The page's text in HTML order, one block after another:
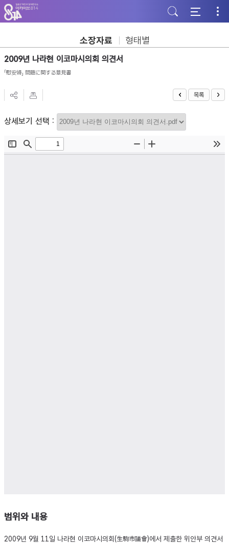
주
메
뉴
가
기
본
문
바
기
하
단
바
기
소장자료 형태별
2009년 나라현 이코마시의회 의견서
「慰安婦」 問題に関する意見書
목록
상세보기 선택 :
범위와 내용
2009년 9월 11일 나라현 이코마시의회(生駒市議會)에서 제출한 위안부 의견서